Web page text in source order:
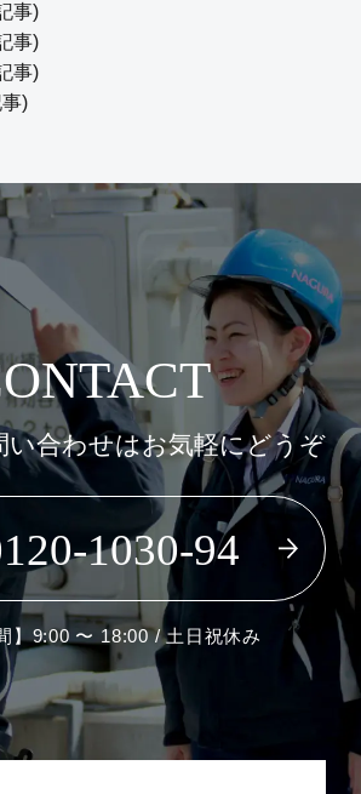
事)
事)
事)
)
い合わせはお気軽にどうぞ
1030-94
】9:00 〜 18:00 / 土日祝休み